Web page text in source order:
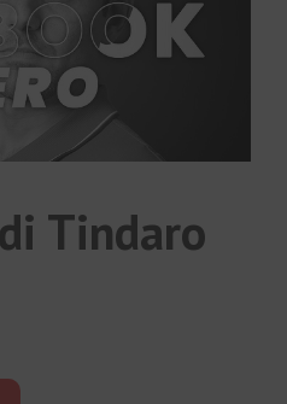
Tindaro